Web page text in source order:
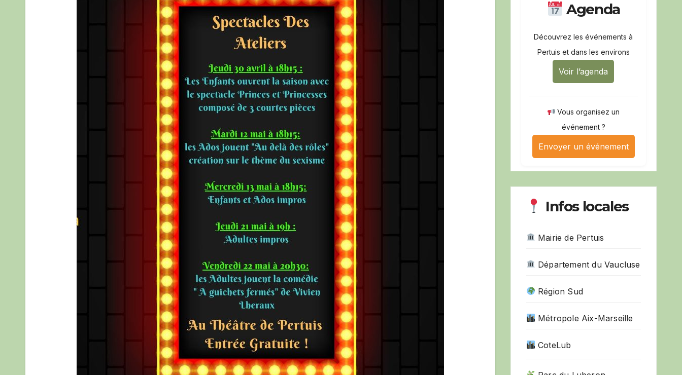
Agenda
Découvrez les événements à
Pertuis et dans les environs
Voir l’agenda
Vous organisez un
événement ?
Envoyer un événement
Infos locales
Mairie de Pertuis
Département du Vaucluse
Région Sud
Métropole Aix-Marseille
CoteLub